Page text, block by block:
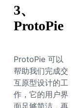
3、
ProtoPie
ProtoPie 可以
帮助我们完成交
互原型设计的工
作，它的用户界
面足够简洁，再